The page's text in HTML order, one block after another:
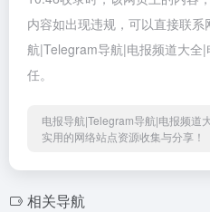
内容如出现违规，可以直接联
航|Telegram导航|电报频道大全
任。
电报导航|Telegram导航|电报频道
实用的网络站点资源收集与分享！
相关导航